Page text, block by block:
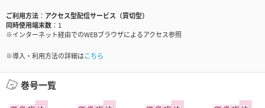
ご利用方法
アクセス型配信サービス（買切型）
同時使用端末数
1
※インターネット経由でのWEBブラウザによるアクセス参照
※導入・利用方法の詳細はこちら
巻号一覧